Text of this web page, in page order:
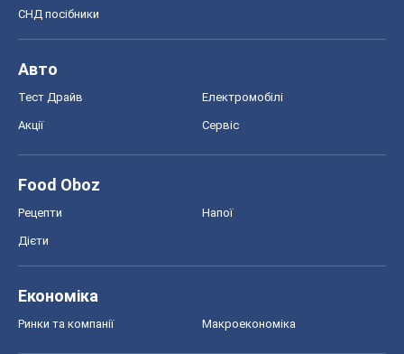
СНД посібники
Авто
Тест Драйв Електромобілі
Акції Сервіс
Food Oboz
Рецепти Напої
Дієти
Економіка
Ринки та компанії Макроекономіка